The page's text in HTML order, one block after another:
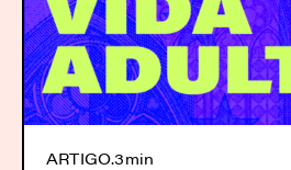
ARTIGO.3min